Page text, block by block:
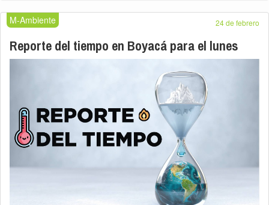
M-Ambiente 24 de febrero
Reporte del tiempo en Boyacá para el lunes